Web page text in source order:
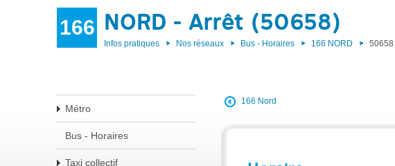
166 NORD - Arrêt (50658)
Infos pratiques Nos réseaux Bus - Horaires 166 NORD 50658
Métro
Bus - Horaires
Taxi collectif
166 Nord